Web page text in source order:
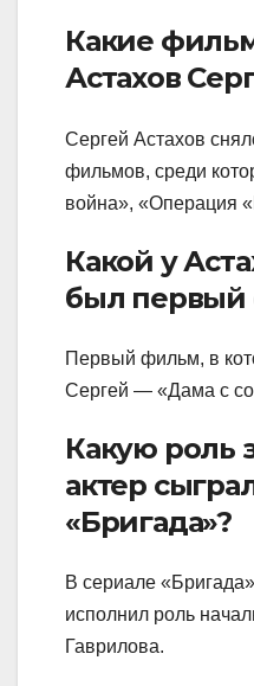
Какие
Астахов
Сергей Астахов
фильмов, среди
война», «Операция
Какой у
был
Первый фильм, в
Сергей — «Дама с
Какую роль
актер
«Бригада»?
В сериале
исполнил роль
Гаврилова.